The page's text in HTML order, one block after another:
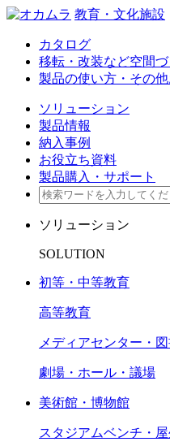
教育・文化施設
カタログ
移転・改装など空間
製品の使い方・その
ソリューション
製品情報
納入事例
お役立ち資料
製品購入・サポート
ソリューション
SOLUTION
初等・中等教育
高等教育
メディアセンター・
劇場・ホール・議場
美術館・博物館
スタジアムベンチ・